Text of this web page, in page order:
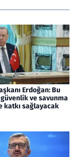
Erdoğan: Bu
ve savunma
katkı sağlayacak